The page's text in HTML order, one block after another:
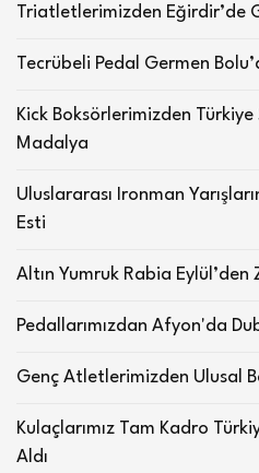
Triatletlerimizden Eğirdir’de
Tecrübeli Pedal Germen
Kick Boksörlerimizden Türkiye
Madalya
Uluslararası Ironman
Esti
Altın Yumruk Rabia Eylül’den
Pedallarımızdan Afyon'da
Genç Atletlerimizden Ulusal
Kulaçlarımız Tam Kadro
Aldı